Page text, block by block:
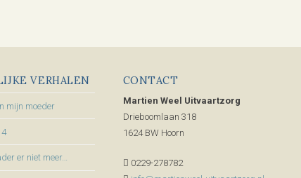
VERHALEN
mijn moeder
er niet meer…
CONTACT
Martien Weel Uitvaartzorg
Drieboomlaan 318
1624 BW Hoorn
0229-278782